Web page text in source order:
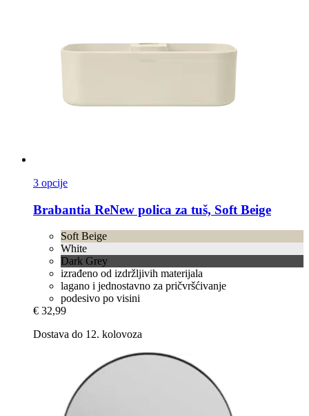
3 opcije
Brabantia ReNew polica za tuš, Soft Beige
Soft Beige
White
Dark Grey
izrađeno od izdržljivih materijala
lagano i jednostavno za pričvršćivanje
podesivo po visini
€ 32,99
Dostava do 12. kolovoza